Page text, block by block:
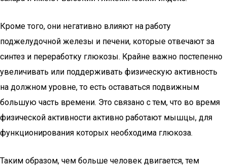
Кроме того, они негативно влияют на работу
поджелудочной железы и печени, которые отвечают за
синтез и переработку глюкозы. Крайне важно постепенно
увеличивать или поддерживать физическую активность
на должном уровне, то есть оставаться подвижным
большую часть времени. Это связано с тем, что во время
физической активности активно работают мышцы, для
функционирования которых необходима глюкоза.
Таким образом, чем больше человек двигается, тем